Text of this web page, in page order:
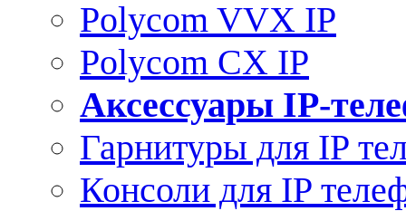
Polycom VVX IP
Polycom CX IP
Аксессуары IP-
Гарнитуры для IP
Консоли для IP